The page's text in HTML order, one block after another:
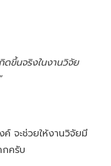
ดขึ้นจริงในงานวิจัย
จะช่วยให้งานวิจัยมี
กครับ